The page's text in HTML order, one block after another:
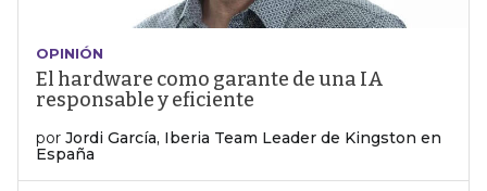
OPINIÓN
El hardware como garante de una IA
responsable y eficiente
por Jordi García, Iberia Team Leader de Kingston en
España